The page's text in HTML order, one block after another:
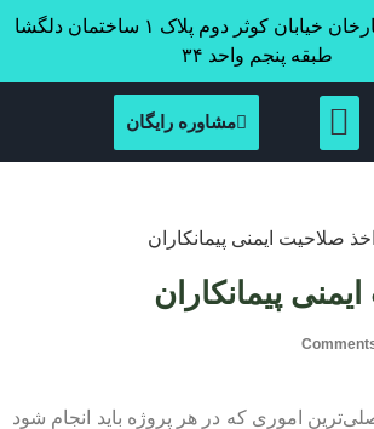
تهران خیابان ستارخان خیابان کوثر دوم پلاک ۱ ساختمان دلگشا
طبقه پنجم واحد ۳۴
مشاوره رایگان
پیمانکاران
اموری که در هر پروژه باید انجام شود